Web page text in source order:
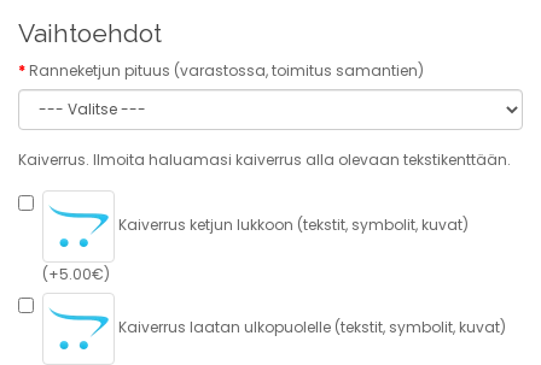
Vaihtoehdot
Ranneketjun pituus (varastossa, toimitus samantien)
Kaiverrus. Ilmoita haluamasi kaiverrus alla olevaan tekstikenttään.
Kaiverrus ketjun lukkoon (tekstit, symbolit, kuvat)
(+5.00€)
Kaiverrus laatan ulkopuolelle (tekstit, symbolit, kuvat)